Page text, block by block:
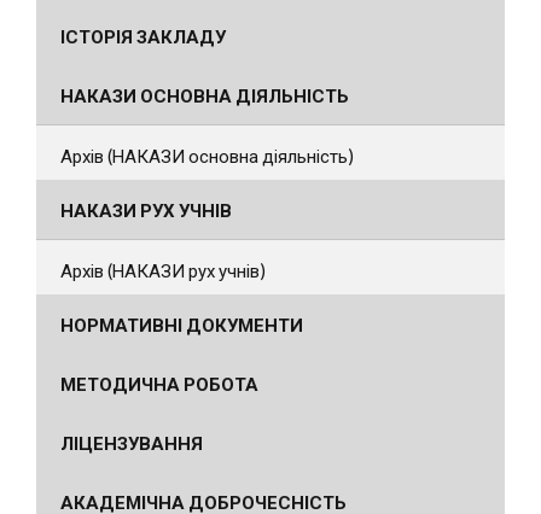
ІСТОРІЯ ЗАКЛАДУ
НАКАЗИ ОСНОВНА ДІЯЛЬНІСТЬ
Архів (НАКАЗИ основна діяльність)
НАКАЗИ РУХ УЧНІВ
Архів (НАКАЗИ рух учнів)
НОРМАТИВНІ ДОКУМЕНТИ
МЕТОДИЧНА РОБОТА
ЛІЦЕНЗУВАННЯ
АКАДЕМІЧНА ДОБРОЧЕСНІСТЬ